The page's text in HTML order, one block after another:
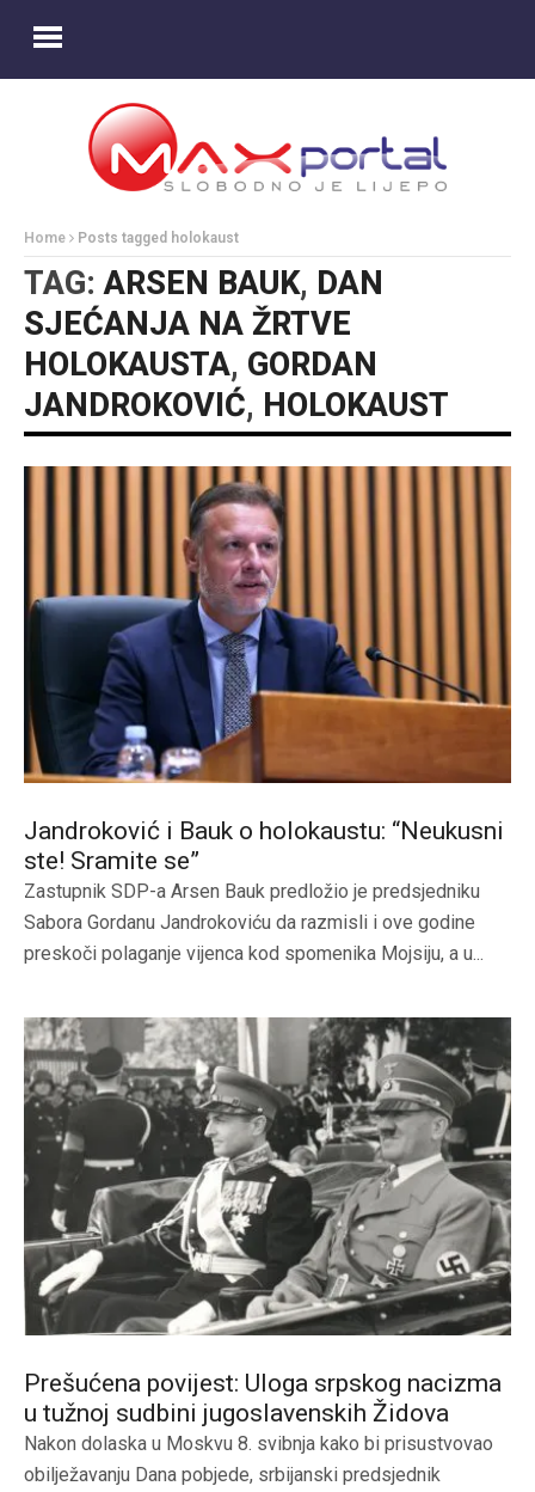
Home Posts tagged holokaust
TAG:ARSEN BAUK, DAN
SJEĆANJA NA ŽRTVE
HOLOKAUSTA, GORDAN
JANDROKOVIĆ, HOLOKAUST
Jandroković i Bauk o holokaustu: “Neukusni
ste! Sramite se”
Zastupnik SDP-a Arsen Bauk predložio je predsjedniku
Sabora Gordanu Jandrokoviću da razmisli i ove godine
preskoči polaganje vijenca kod spomenika Mojsiju, a u...
Prešućena povijest: Uloga srpskog nacizma
u tužnoj sudbini jugoslavenskih Židova
Nakon dolaska u Moskvu 8. svibnja kako bi prisustvovao
obilježavanju Dana pobjede, srbijanski predsjednik